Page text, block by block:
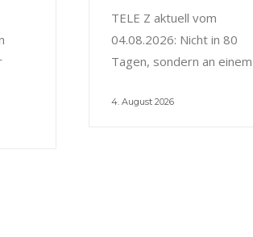
TELE Z aktuell vom
04.08.2026: Nicht in 80
Tagen, sondern an einem
4. August 2026